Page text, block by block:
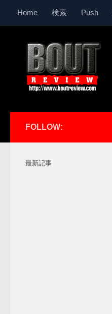
コンテンツへスキップ
Home 検索 Push
FOLLOW:
最新記事